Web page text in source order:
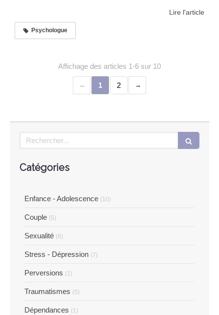
Lire l'article
Psychologue
Affichage des articles 1-6 sur 10
1 2
Rechercher
Catégories
Enfance - Adolescence (10)
Couple (5)
Sexualité (8)
Stress - Dépression (7)
Perversions (1)
Traumatismes (5)
Dépendances (1)